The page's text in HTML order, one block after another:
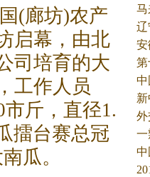
水
驴
科
章
巴
菜
廊坊)农产
启幕，由北
司培育的大
工作人员
斤，直径1.
擂台赛总冠
瓜。